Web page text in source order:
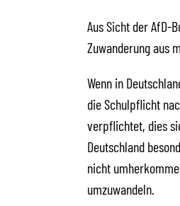
Aus Sicht der AfD-
Zuwanderung aus
Wenn in
die Schulpflicht
verpflichtet, dies
Deutschland
nicht
umzuwandeln.